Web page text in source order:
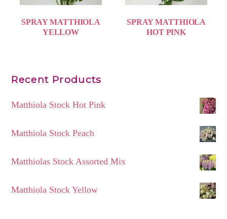
SPRAY MATTHIOLA
YELLOW
SPRAY MATTHIOLA
HOT PINK
Recent Products
Matthiola Stock Hot Pink
Matthiola Stock Peach
Matthiolas Stock Assorted Mix
Matthiola Stock Yellow